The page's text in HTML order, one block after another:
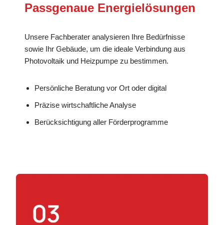
Passgenaue Energielösungen
Unsere Fachberater analysieren Ihre Bedürfnisse
sowie Ihr Gebäude, um die ideale Verbindung aus
Photovoltaik und Heizpumpe zu bestimmen.
Persönliche Beratung vor Ort oder digital
Präzise wirtschaftliche Analyse
Berücksichtigung aller Förderprogramme